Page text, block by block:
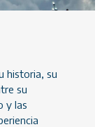
historia, su
su
y las